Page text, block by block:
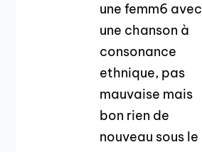
une femm6 avec
une chanson à
consonance
ethnique, pas
mauvaise mais
bon rien de
nouveau sous le